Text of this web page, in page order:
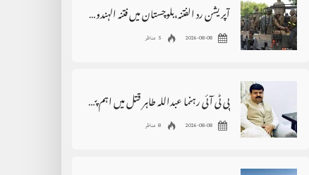
آپریشن رد الفتنہ،بلوچستان میں فتنہ الہندوستان کے 3دہشت گرد ہلاک
2026-08-08 5 مناظر
پی ٹی آئی رہنما عبداللہ طاہر قتل میں اہم پیشرفت،2خواتین گرفتار
2026-08-08 8 مناظر